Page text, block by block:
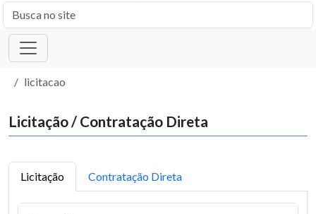
licitacao
Licitação / Contratação Direta
Licitação Contratação Direta